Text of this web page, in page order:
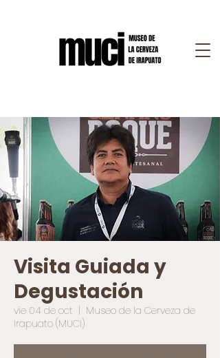
Visita Guiada y
Degustación
vie 04 de oct
  |
Museo de la Cerveza de
Irapuato (MUCI)